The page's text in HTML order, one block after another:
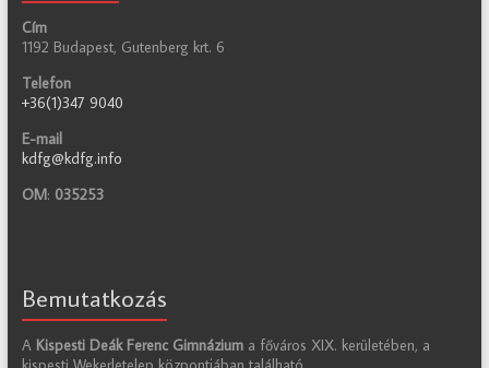
Cím
1192 Budapest, Gutenberg krt. 6
Telefon
+36(1)347 9040
E-mail
kdfg@kdfg.info
OM: 035253
Bemutatkozás
A Kispesti Deák Ferenc Gimnázium a főváros XIX. kerületében, a